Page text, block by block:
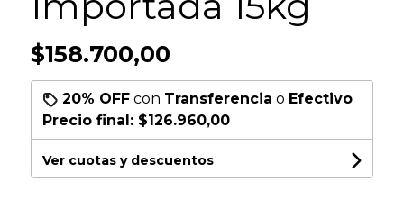
$158.700,00
20% OFFcon Transferencia o Efectivo
Precio final: $126.960,00
Ver cuotas y descuentos